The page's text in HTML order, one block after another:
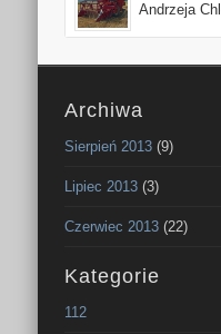
Andrzeja
Archiwa
Sierpień 2013 (9)
Lipiec 2013 (3)
Czerwiec 2013 (22)
Kategorie
112